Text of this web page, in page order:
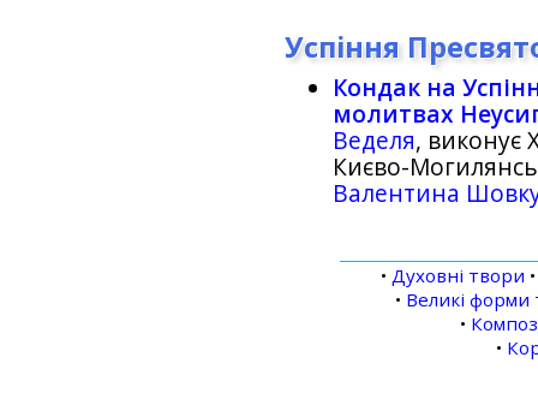
Успіння
Кондак на
молитвах
Веделя, виконує
Києво-
Валентина
• Духовні твори
• Великі форми
•
•